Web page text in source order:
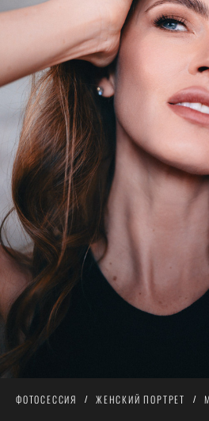
ФОТОСЕССИЯ ЖЕНСКИЙ ПОРТРЕТ